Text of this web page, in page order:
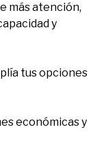
más atención,
y
tus opciones
económicas y